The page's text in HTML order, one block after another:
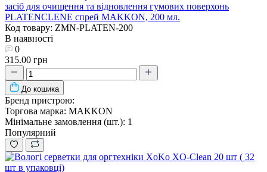
засіб для очищення та відновлення гумових поверхонь
PLATENCLENE спрей MAKKON, 200 мл.
Код товару: ZMN-PLATEN-200
В наявності
0
315.00 грн
До кошика
Бренд пристрою:
Торгова марка: MAKKON
Мінімальне замовлення (шт.): 1
Популярний